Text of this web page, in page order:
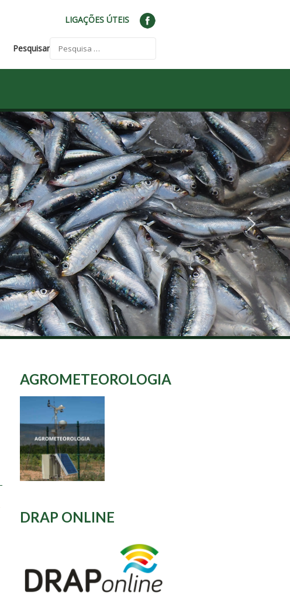
LIGAÇÕES ÚTEIS
Pesquisar
AGROMETEOROLOGIA
DRAP ONLINE